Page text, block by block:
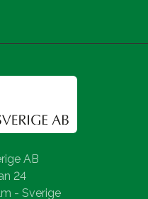
AB
24
- Sverige